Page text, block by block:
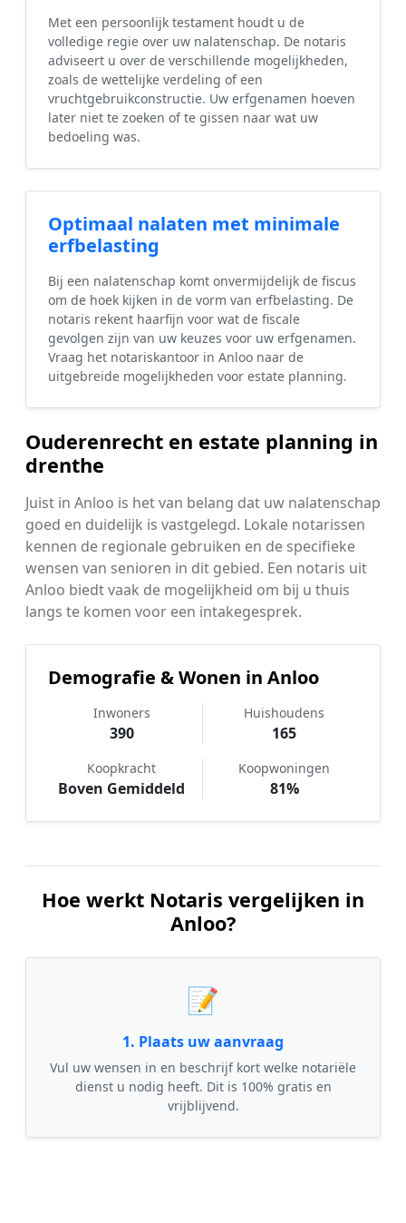
Met een persoonlijk testament houdt u de
volledige regie over uw nalatenschap. De notaris
adviseert u over de verschillende mogelijkheden,
zoals de wettelijke verdeling of een
vruchtgebruikconstructie. Uw erfgenamen hoeven
later niet te zoeken of te gissen naar wat uw
bedoeling was.
Optimaal nalaten met minimale
erfbelasting
Bij een nalatenschap komt onvermijdelijk de fiscus
om de hoek kijken in de vorm van erfbelasting. De
notaris rekent haarfijn voor wat de fiscale
gevolgen zijn van uw keuzes voor uw erfgenamen.
Vraag het notariskantoor in Anloo naar de
uitgebreide mogelijkheden voor estate planning.
Ouderenrecht en estate planning in
drenthe
Juist in Anloo is het van belang dat uw nalatenschap
goed en duidelijk is vastgelegd. Lokale notarissen
kennen de regionale gebruiken en de specifieke
wensen van senioren in dit gebied. Een notaris uit
Anloo biedt vaak de mogelijkheid om bij u thuis
langs te komen voor een intakegesprek.
Demografie & Wonen in Anloo
Inwoners
390
Huishoudens
165
Koopkracht
Boven Gemiddeld
Koopwoningen
81%
Hoe werkt Notaris vergelijken in
Anloo?
📝
1. Plaats uw aanvraag
Vul uw wensen in en beschrijf kort welke notariële
dienst u nodig heeft. Dit is 100% gratis en
vrijblijvend.